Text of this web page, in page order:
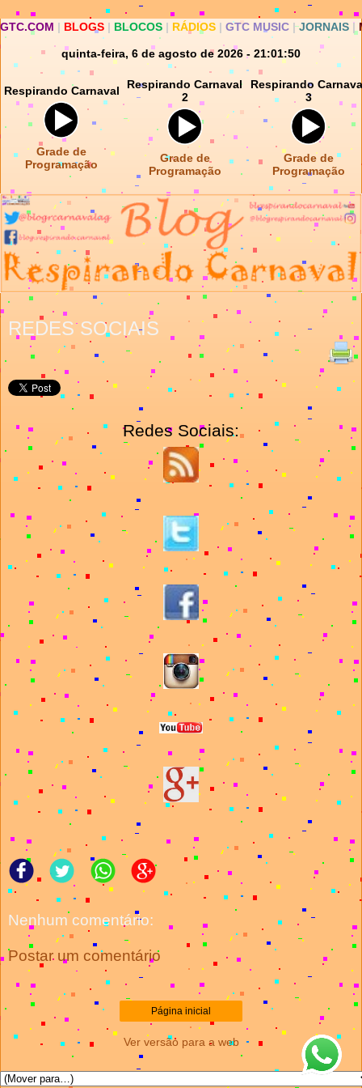
GTC.COM | BLOGS| BLOCOS| RÁDIOS| GTC MUSIC|JORNAIS|
quinta-feira, 6 de agosto de 2026 - 21:01:50
Respirando Carnaval
Grade de
Programação
Respirando Carnaval
2
Grade de
Programação
Respirando
3
Grade de
Programação
REDES SOCIAIS
Redes Sociais:
Nenhum comentário:
Postar um comentário
Página inicial
Ver versão para a web